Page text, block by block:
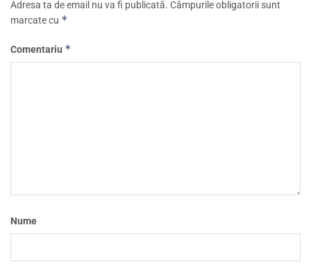
Adresa ta de email nu va fi publicată. Câmpurile obligatorii sunt
marcate cu *
Comentariu *
Nume